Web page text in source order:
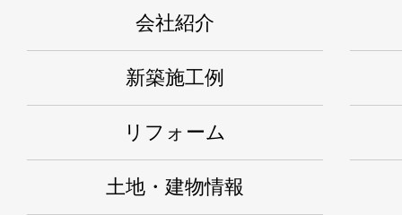
会社紹介
新築施工例
リフォーム
土地・建物情報